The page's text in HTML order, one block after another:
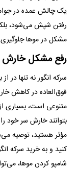
یک چالش عمده در
رفتن شپش می‌شود،
مشکل در مو‌ها
رفع مشکل خارش
سرکه انگور نه تنها در
فوق‌العاده در کاهش
متنوعی است، بسیاری
بتوانند خارش سر خود
مؤثر هستید، توصیه
کنید و به خرید سرکه
شامپو کردن موها،